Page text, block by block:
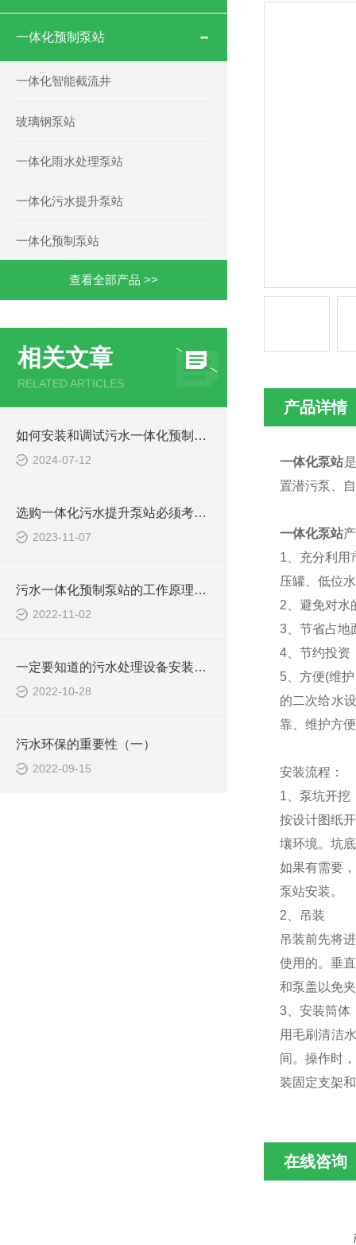
一体化预制泵站
一体化智能截流井
玻璃钢泵站
一体化雨水处理泵站
一体化污水提升泵站
一体化预制泵站
查看全部产品 >>
相关文章
RELATED ARTICLES
如何安装和调试污水一体化预制泵站？
2024-07-12
选购一体化污水提升泵站必须考虑些什么问题？
2023-11-07
污水一体化预制泵站的工作原理，快来了解一下吧
2022-11-02
一定要知道的污水处理设备安装需知
2022-10-28
污水环保的重要性（一）
2022-09-15
产品详情
一体化泵站
置潜污泵、
一体化泵站
1、充分利用
压罐、低位
2、避免对水
3、节省占地
4、节约投资
5、方便(维
的二次给水
靠、维护方
安装流程：
1、泵坑开挖
按设计图纸
壤环境。坑
如果有需要
泵站安装。
2、吊装
吊装前先将
使用的。垂
和泵盖以免
3、安装筒体
用毛刷清洁
间。操作时
装固定支架
在线咨询